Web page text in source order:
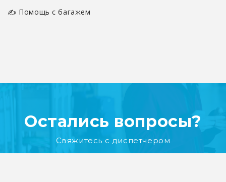
✍ Помощь с багажем
Остались вопросы?
Свяжитесь с диспетчером